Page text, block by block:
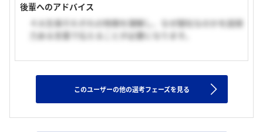
後輩へのアドバイス
４大生保それぞれの特徴を理解し、なぜ御社なのかを説得
力ある言葉で伝えることが必要になります。
このユーザーの他の選考フェーズを見る